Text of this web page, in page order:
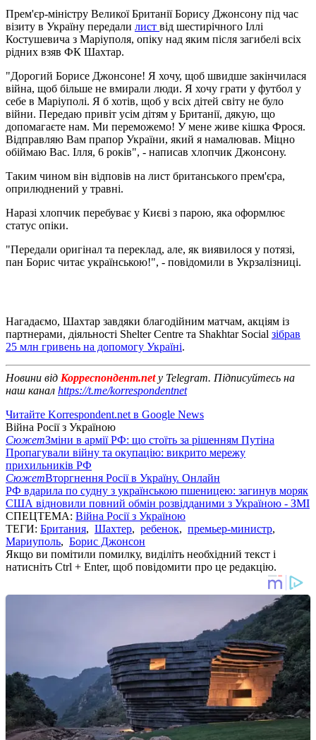
Прем'єр-міністру Великої Британії Борису Джонсону під час
візиту в Україну передали лист від шестирічного Іллі
Костушевича з Маріуполя, опіку над яким після загибелі всіх
рідних взяв ФК Шахтар.
"Дорогий Борисе Джонсоне! Я хочу, щоб швидше закінчилася
війна, щоб більше не вмирали люди. Я хочу грати у футбол у
себе в Маріуполі. Я б хотів, щоб у всіх дітей світу не було
війни. Передаю привіт усім дітям у Британії, дякую, що
допомагаєте нам. Ми переможемо! У мене живе кішка Фрося.
Відправляю Вам прапор України, який я намалював. Міцно
обіймаю Вас. Ілля, 6 років", - написав хлопчик Джонсону.
Таким чином він відповів на лист британського прем'єра,
оприлюднений у травні.
Наразі хлопчик перебуває у Києві з парою, яка оформлює
статус опіки.
"Передали оригінал та переклад, але, як виявилося у потязі,
пан Борис читає українською!", - повідомили в Укрзалізниці.
Нагадаємо, Шахтар завдяки благодійним матчам, акціям із
партнерами, діяльності Shelter Centre та Shakhtar Social зібрав
25 млн гривень на допомогу Україні.
Новини від Корреспондент.netу Telegram. Підписуйтесь на
наш канал https://t.me/korrespondentnet
Читайте Korrespondent.net в Google News
Війна Росії з Україною
СюжетЗміни в армії РФ: що стоїть за рішенням Путіна
Пропагували війну та окупацію: викрито мережу
прихильників РФ
СюжетВторгнення Росії в Україну. Онлайн
РФ вдарила по судну з українською пшеницею: загинув моряк
США відновили повний обмін розвідданими з Україною - ЗМІ
СПЕЦТЕМА: Війна Росії з Україною
ТЕГИ: Британия, Шахтер, ребенок, премьер-министр,
Мариуполь, Борис Джонсон
Якщо ви помітили помилку, виділіть необхідний текст і
натисніть Ctrl + Enter, щоб повідомити про це редакцію.